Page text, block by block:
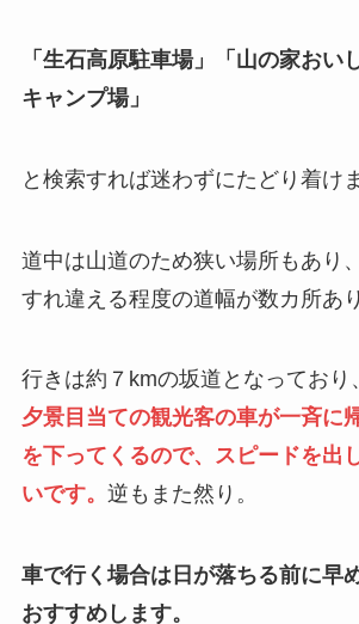
「生石高原駐車場」 「山の家おい
キャンプ場」
と検索すれば迷わずにたどり着け
道中は山道のため狭い場所もあり
すれ違える程度の道幅が数カ所あ
行きは約７kmの坂道となっており、
夕景目当ての観光客の車が一斉に
を下ってくるので、スピードを出
いです。 逆もまた然り。
車で行く場合は日が落ちる前に早
おすすめします。